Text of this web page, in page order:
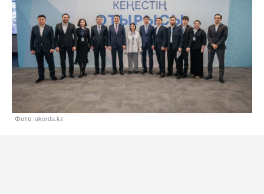
Фото: akorda.kz